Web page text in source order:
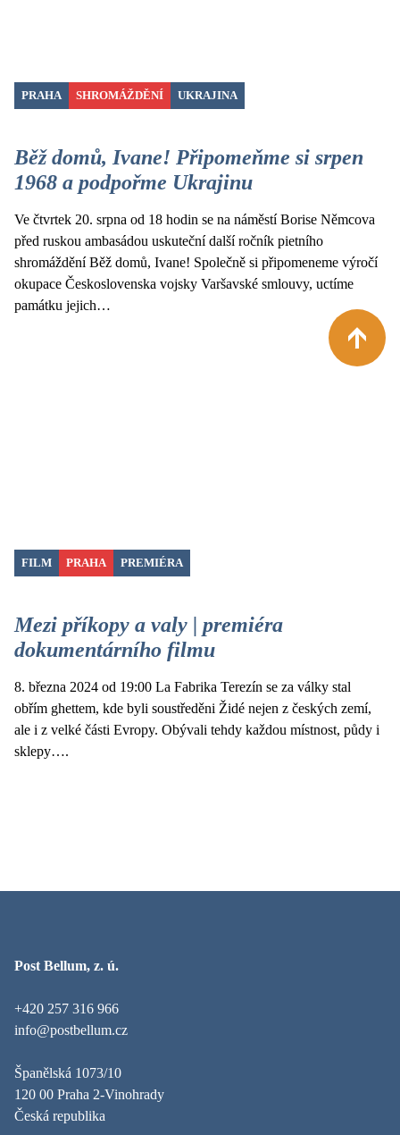
PRAHA SHROMÁŽDĚNÍ UKRAJINA
Běž domů, Ivane! Připomeňme si srpen
1968 a podpořme Ukrajinu
Ve čtvrtek 20. srpna od 18 hodin se na náměstí Borise Němcova
před ruskou ambasádou uskuteční další ročník pietního
shromáždění Běž domů, Ivane! Společně si připomeneme výročí
okupace Československa vojsky Varšavské smlouvy, uctíme
památku jejich…
FILM PRAHA PREMIÉRA
Mezi příkopy a valy | premiéra
dokumentárního filmu
8. března 2024 od 19:00 La Fabrika Terezín se za války stal
obřím ghettem, kde byli soustředěni Židé nejen z českých zemí,
ale i z velké části Evropy. Obývali tehdy každou místnost, půdy i
sklepy….
Post Bellum, z. ú.
+420 257 316 966
info@postbellum.cz
Španělská 1073/10
120 00 Praha 2-Vinohrady
Česká republika